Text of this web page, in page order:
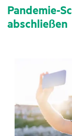
Pandemie-
abschließen